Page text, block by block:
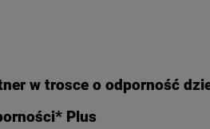
w trosce o odporność
Plus